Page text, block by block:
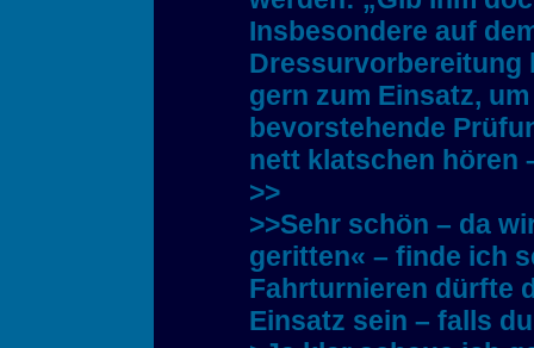
Insbesondere auf
Dressurvorbereitung
gern zum Einsatz,
bevorstehende
nett klatschen hören
>>
>>Sehr schön – da
geritten« – finde ich
Fahrturnieren dürfte
Einsatz sein – falls